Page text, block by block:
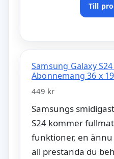
Till
Samsung Galaxy
Abonnemang 36 x
449 kr
Samsungs
S24 kommer
funktioner, en
all prestanda du